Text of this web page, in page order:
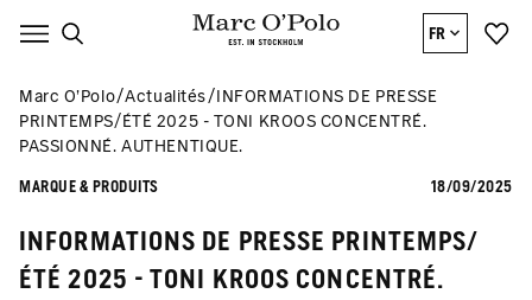
FR
Marc O’Polo Actualités
INFORMATIONS DE PRESSE
PRINTEMPS/ÉTÉ 2025 - TONI KROOS CONCENTRÉ.
PASSIONNÉ. AUTHENTIQUE.
MARQUE & PRODUITS 18/09/2025
INFORMATIONS DE PRESSE PRINTEMPS/
ÉTÉ 2025 - TONI KROOS CONCENTRÉ.